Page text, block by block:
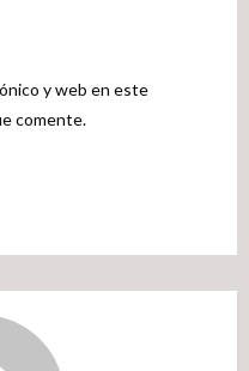
y web en este
comente.